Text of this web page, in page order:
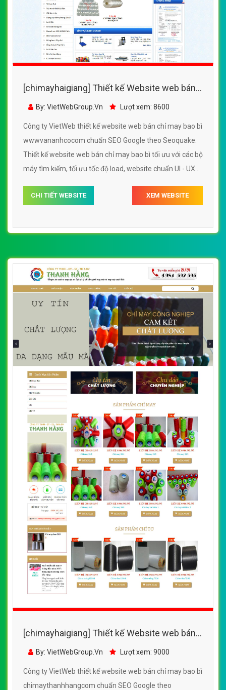
[chimayhaigiang] Thiết kế Website web bán
chỉ may bao bì - wwwvananhcocom
By: VietWebGroup.Vn Lượt xem: 8600
Công ty VietWeb thiết kế website web bán chỉ may bao bì
wwwvananhcocom chuẩn SEO Google theo Seoquake.
Thiết kế website web bán chỉ may bao bì tối ưu với các bộ
máy tìm kiếm, tối ưu tốc độ load, website chuẩn UI - UX
chỉ may bao bì wwwvananhcocom
CHI TIẾT WEBSITE XEM WEBSITE
[chimayhaigiang] Thiết kế Website web bán
chỉ may bao bì - chimaythanhhangcom
By: VietWebGroup.Vn Lượt xem: 9000
Công ty VietWeb thiết kế website web bán chỉ may bao bì
chimaythanhhangcom chuẩn SEO Google theo